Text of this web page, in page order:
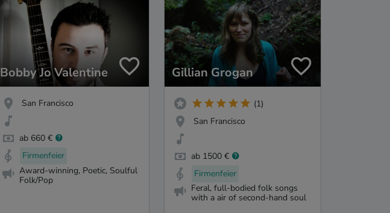
Bobby Jo Valentine
San Francisco
ab 660 €
Firmenfeier
Award-winning, Poetic, Soulful
Folk/Pop
Gillian Grogan
(1)
San Francisco
ab 1500 €
Firmenfeier
Feral, full-bodied folk songs
with a air of second-hand soul